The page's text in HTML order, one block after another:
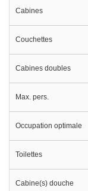
Cabines
Couchettes
Cabines doubles
Max. pers.
Occupation optimale
Toilettes
Cabine(s) douche